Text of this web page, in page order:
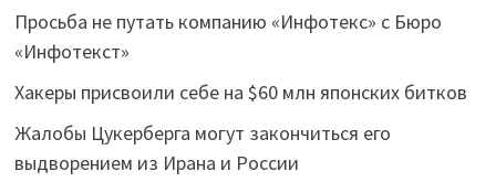
Просьба не путать компанию «Инфотекс» с Бюро
«Инфотекст»
Хакеры присвоили себе на $60 млн японских битков
Жалобы Цукерберга могут закончиться его
выдворением из Ирана и России